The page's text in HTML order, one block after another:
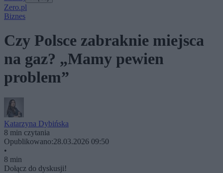
Zero.pl
Biznes
Czy Polsce zabraknie miejsca
na gaz? „Mamy pewien
problem”
Katarzyna Dybińska
8 min czytania
Opublikowano:28.03.2026 09:50
•
8 min
Dołącz do dyskusji!